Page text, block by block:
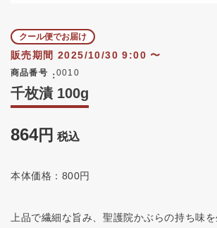
クール便でお届け
販売期間 2025/10/30 9:00〜
商品番号 0010
千枚漬 100g
864 税込
本体価格：800円
上品で繊細な旨み、聖護院かぶらの持ち味